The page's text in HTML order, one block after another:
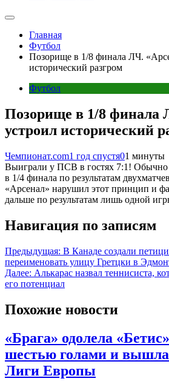
Главная
Футбол
Позорище в 1/8 финала ЛЧ.
исторический разгром
Футбол
Позорище в 1/8 финала
устроил исторический
Чемпионат.com1 год спустя01 минуты
Выиграли у ПСВ в гостях 7:1! Обычно
в 1/4 финала по результатам
«Арсенал» нарушил этот принцип и
дальше по результатам лишь одной
Навигация по записям
Предыдущая: В Канаде создали
переименовать улицу Гретцки в
Далее: Алькарас назвал теннисиста,
его потенциал
Похожие новости
«Брага» одолела
шестью голами и
Лиги Европы